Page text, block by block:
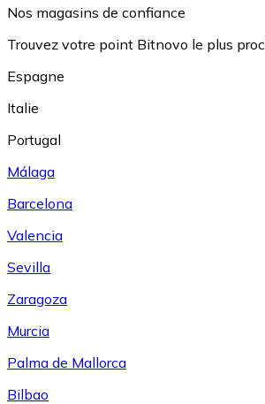
Nos magasins de confiance
Trouvez votre point Bitnovo le plus
Espagne
Italie
Portugal
Málaga
Barcelona
Valencia
Sevilla
Zaragoza
Murcia
Palma de Mallorca
Bilbao